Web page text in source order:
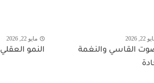
22, 2026
القاسي والنغمة
مايو 22, 2026
النمو العقلي